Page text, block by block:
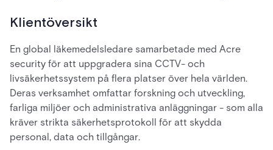
Klientöversikt
En global läkemedelsledare samarbetade med Acre
security för att uppgradera sina CCTV- och
livsäkerhetssystem på flera platser över hela världen.
Deras verksamhet omfattar forskning och utveckling,
farliga miljöer och administrativa anläggningar - som alla
kräver strikta säkerhetsprotokoll för att skydda
personal, data och tillgångar.